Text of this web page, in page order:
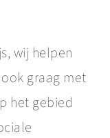
wij helpen
graag met
het gebied